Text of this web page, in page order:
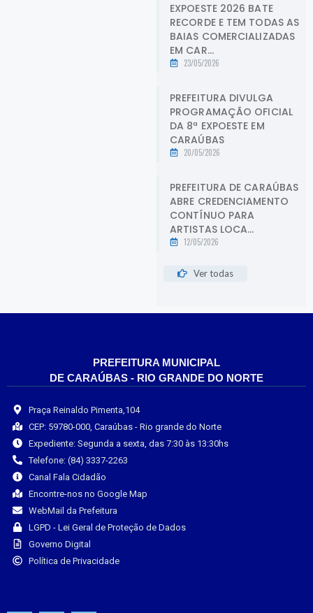
EXPOESTE 2026 BATE
RECORDE E TEM TODAS AS
BAIAS COMERCIALIZADAS
EM CAR...
23/05/2026
PREFEITURA DIVULGA
PROGRAMAÇÃO OFICIAL
DA 8ª EXPOESTE EM
CARAÚBAS
20/05/2026
PREFEITURA DE CARAÚBAS
ABRE CREDENCIAMENTO
CONTÍNUO PARA
ARTISTAS LOCA...
12/05/2026
Ver todas
PREFEITURA MUNICIPAL
DE CARAÚBAS - RIO GRANDE DO NORTE
Praça Reinaldo Pimenta,104
CEP: 59780-000, Caraúbas - Rio grande do Norte
Expediente: Segunda a sexta, das 7:30 às 13:30hs
Telefone: (84) 3337-2263
Canal Fala Cidadão
Encontre-nos no Google Map
WebMail da Prefeitura
LGPD - Lei Geral de Proteção de Dados
Governo Digital
Política de Privacidade